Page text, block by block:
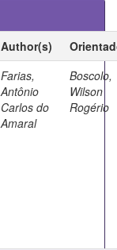
Author(s)
Farias,
Antônio
Carlos do
Amaral
Boscolo,
Wilson
Rogério